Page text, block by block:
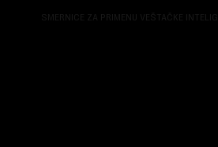
SMERNICE ZA PRIMENU VEŠTAČKE